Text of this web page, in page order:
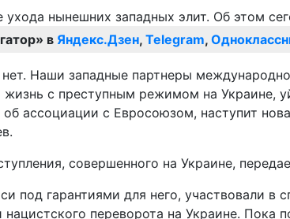
в Яндекс.Дзен, Telegram,
Наши западные партнеры
с преступным режимом на Украине,
ассоциации с Евросоюзом, наступит
совершенного на Украине,
гарантиями для него, участвовали в
переворота на Украине. Пока